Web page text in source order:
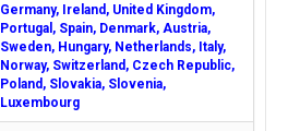
Germany, Ireland, United Kingdom,
Portugal, Spain, Denmark, Austria,
Sweden, Hungary, Netherlands, Italy,
Norway, Switzerland, Czech Republic,
Poland, Slovakia, Slovenia,
Luxembourg